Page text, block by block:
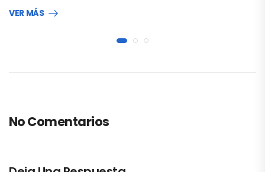
VER MÁS
No Comentarios